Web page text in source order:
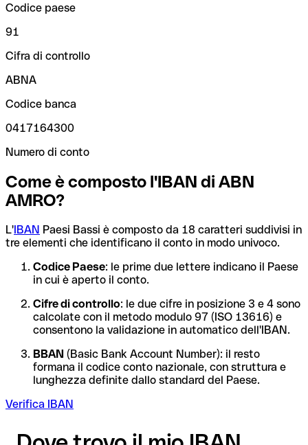
Codice paese
91
Cifra di controllo
ABNA
Codice banca
0417164300
Numero di conto
Come è composto l'IBAN di ABN
AMRO?
L'IBAN Paesi Bassi è composto da 18 caratteri suddivisi in
tre elementi che identificano il conto in modo univoco.
Codice Paese: le prime due lettere indicano il Paese
in cui è aperto il conto.
Cifre di controllo: le due cifre in posizione 3 e 4 sono
calcolate con il metodo modulo 97 (ISO 13616) e
consentono la validazione in automatico dell'IBAN.
BBAN (Basic Bank Account Number): il resto
formana il codice conto nazionale, con struttura e
lunghezza definite dallo standard del Paese.
Verifica IBAN